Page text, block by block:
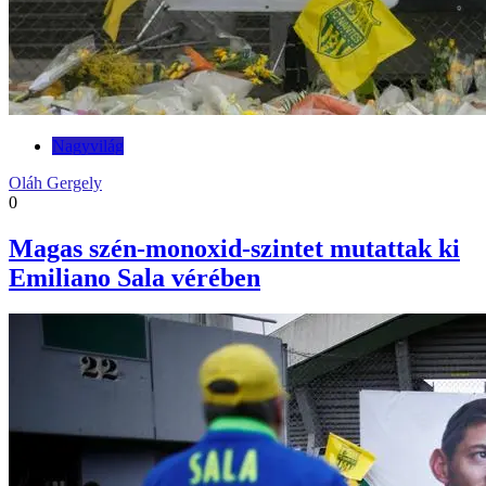
Nagyvilág
Oláh Gergely
0
Magas szén-monoxid-szintet mutattak ki
Emiliano Sala vérében